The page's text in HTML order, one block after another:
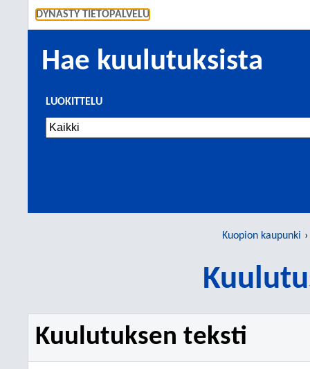
DYNASTY TIETOPALVELU
Hae kuulutuksista
LUOKITTELU
Kuopion kaupunki
Kuulutuksen teksti